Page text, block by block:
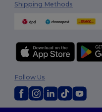
Shipping Methods
Follow Us